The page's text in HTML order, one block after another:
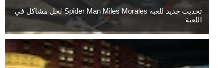
تحديث جديد للعبة Spider Man Miles Morales لحل مشاكل في
اللعبة